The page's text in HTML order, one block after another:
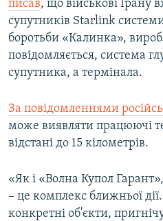
писав, що військові Ірану
супутників Starlink
боротьби «Калинка»,
повідомляється, система
супутника, а термінала.
За повідомленнями
може виявляти працюючі
відстані до 15 кілометрів.
«Як і «Волна Купол
– це комплекс ближньої
конкретні об'єкти,